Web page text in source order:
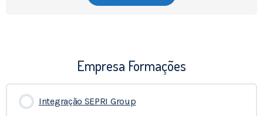
Empresa Formações
Integração SEPRI Group